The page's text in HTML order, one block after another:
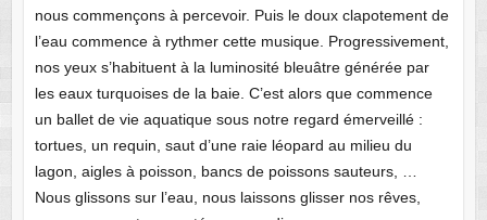
nous commençons à percevoir. Puis le doux clapotement de
l’eau commence à rythmer cette musique. Progressivement,
nos yeux s’habituent à la luminosité bleuâtre générée par
les eaux turquoises de la baie. C’est alors que commence
un ballet de vie aquatique sous notre regard émerveillé :
tortues, un requin, saut d’une raie léopard au milieu du
lagon, aigles à poisson, bancs de poissons sauteurs, …
Nous glissons sur l’eau, nous laissons glisser nos rêves,